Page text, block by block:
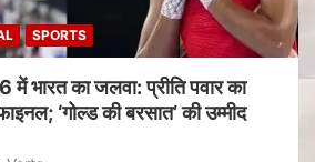
SPORTS
भारत का जलवा: प्रीति पवार का
‘गोल्ड की बरसात’ की उम्मीद